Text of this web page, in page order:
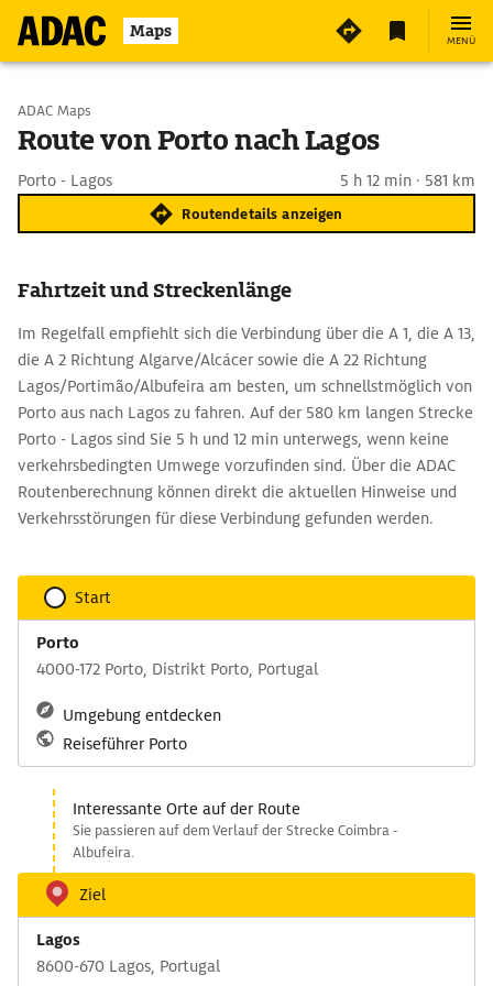
Maps MENÜ
Start wählen
ADAC Maps
Route von Porto nach Lagos
Porto - Lagos 5 h 12 min · 581 km
Routendetails anzeigen
Fahrtzeit und Streckenlänge
Im Regelfall empfiehlt sich die Verbindung über die A 1, die A 13,
die A 2 Richtung Algarve/Alcácer sowie die A 22 Richtung
Lagos/Portimão/Albufeira am besten, um schnellstmöglich von
Porto aus nach Lagos zu fahren. Auf der 580 km langen Strecke
Porto - Lagos sind Sie 5 h und 12 min unterwegs, wenn keine
verkehrsbedingten Umwege vorzufinden sind. Über die ADAC
Routenberechnung können direkt die aktuellen Hinweise und
Verkehrsstörungen für diese Verbindung gefunden werden.
Start
Porto
4000-172 Porto, Distrikt Porto, Portugal
Umgebung entdecken
Reiseführer Porto
Interessante Orte auf der Route
Sie passieren auf dem Verlauf der Strecke Coimbra -
Albufeira.
Ziel
Lagos
8600-670 Lagos, Portugal